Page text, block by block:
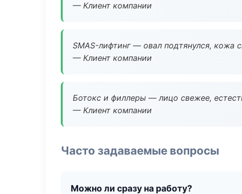
— Клиент компании
SMAS-лифтинг — овал подтянулся, кожа
— Клиент компании
Ботокс и филлеры — лицо свежее,
— Клиент компании
Часто задаваемые вопросы
Можно ли сразу на работу?